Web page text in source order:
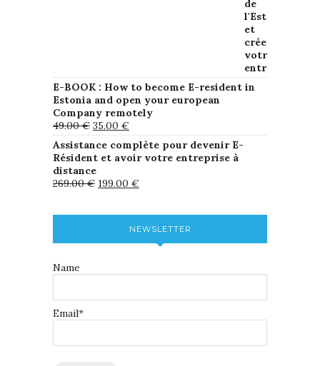
E-BOOK : How to become E-resident in
Estonia and open your european
Company remotely
49.00€ 35.00 €
Assistance complète pour devenir E-
Résident et avoir votre entreprise à
distance
269.00€ 199.00 €
NEWSLETTER
Name
Email*